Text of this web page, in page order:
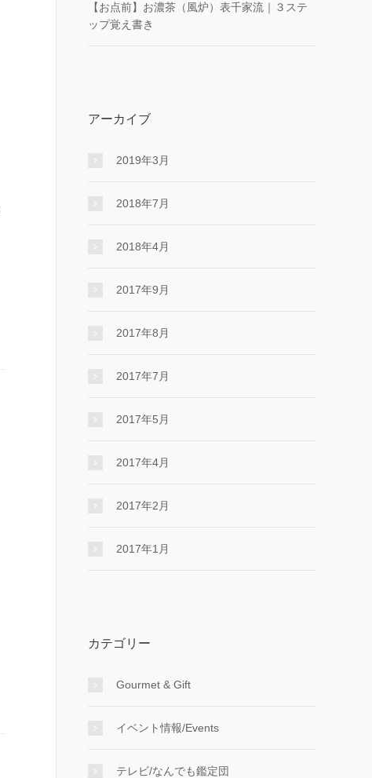
【お点前】お濃茶（風炉）表千家流｜３ステ
ップ覚え書き
アーカイブ
2019年3月
2018年7月
2018年4月
2017年9月
2017年8月
2017年7月
2017年5月
2017年4月
2017年2月
2017年1月
カテゴリー
Gourmet & Gift
イベント情報/Events
テレビ/なんでも鑑定団